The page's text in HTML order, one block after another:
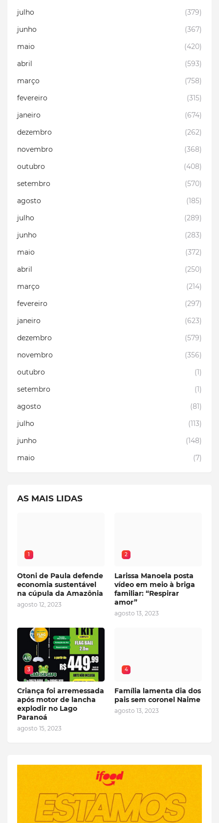
julho
(379)
junho
(367)
maio
(420)
abril
(593)
março
(758)
fevereiro
(315)
janeiro
(674)
dezembro
(262)
novembro
(368)
outubro
(408)
setembro
(570)
agosto
(185)
julho
(289)
junho
(283)
maio
(372)
abril
(250)
março
(214)
fevereiro
(297)
janeiro
(623)
dezembro
(579)
novembro
(356)
outubro
(1)
setembro
(1)
agosto
(81)
julho
(113)
junho
(148)
maio
(7)
AS MAIS LIDAS
1
Otoni de Paula defende
economia sustentável
na cúpula da Amazônia
agosto 12, 2023
2
Larissa Manoela posta
vídeo em meio à briga
familiar: “Respirar
amor”
agosto 13, 2023
3
Criança foi arremessada
após motor de lancha
explodir no Lago
Paranoá
agosto 15, 2023
4
Família lamenta dia dos
pais sem coronel Naime
agosto 13, 2023